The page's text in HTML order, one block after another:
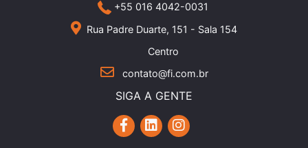
+55 016 4042-0031
Rua Padre Duarte, 151 - Sala 154
Centro
contato@fi.com.br
SIGA A GENTE